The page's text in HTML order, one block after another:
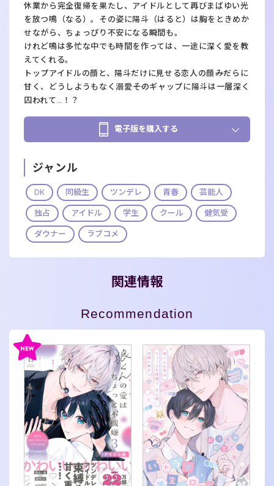
休業から完全復帰を果たし、アイドルとして再びまばゆい光
を放つ鳴（なる）。その姿に陽斗（はると）は胸をときめか
せながら、ちょっぴり不安になる瞬間も。
けれど鳴は多忙な中でも時間を作っては、一途に深く愛を教
えてくれる。
トップアイドルの顔と、陽斗だけに見せる恋人の顔――みだらに
甘く、どうしようもなく溺愛――そのギャップに陽斗は一層深く
囚われて…！？
電子版を購入する
ジャンル
DK 同級生 ツンデレ 青春 芸能人
独占 アイドル 学生 クール 健気受
ダウナー ラブコメ
関連情報
Recommendation